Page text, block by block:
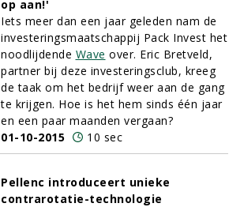
op aan!'
Iets meer dan een jaar geleden nam de
investeringsmaatschappij Pack Invest het
noodlijdende Wave over. Eric Bretveld,
partner bij deze investeringsclub, kreeg
de taak om het bedrijf weer aan de gang
te krijgen. Hoe is het hem sinds één jaar
en een paar maanden vergaan?
01-10-2015
10 sec
Pellenc introduceert unieke
contrarotatie-technologie